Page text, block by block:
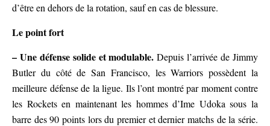
d’être en dehors de la rotation, sauf en cas de blessure.
Le point fort
– Une défense solide et modulable. Depuis l’arrivée de Jimmy
Butler du côté de San Francisco, les Warriors possèdent la
meilleure défense de la ligue. Ils l’ont montré par moment contre
les Rockets en maintenant les hommes d’Ime Udoka sous la
barre des 90 points lors du premier et dernier matchs de la série.